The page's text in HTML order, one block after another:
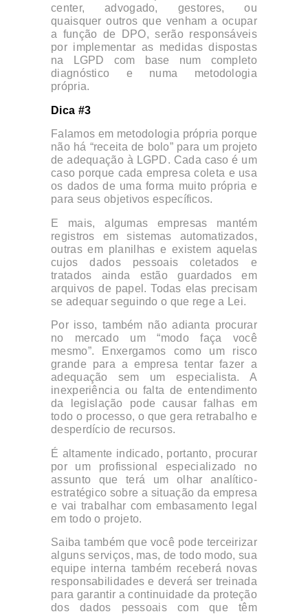
center, advogado, gestores, ou
quaisquer outros que venham a ocupar
a função de DPO, serão responsáveis
por implementar as medidas dispostas
na LGPD com base num completo
diagnóstico e numa metodologia
própria.
Dica #3
Falamos em metodologia própria porque
não há “receita de bolo” para um projeto
de adequação à LGPD. Cada caso é um
caso porque cada empresa coleta e usa
os dados de uma forma muito própria e
para seus objetivos específicos.
E mais, algumas empresas mantém
registros em sistemas automatizados,
outras em planilhas e existem aquelas
cujos dados pessoais coletados e
tratados ainda estão guardados em
arquivos de papel. Todas elas precisam
se adequar seguindo o que rege a Lei.
Por isso, também não adianta procurar
no mercado um “modo faça você
mesmo”. Enxergamos como um risco
grande para a empresa tentar fazer a
adequação sem um especialista. A
inexperiência ou falta de entendimento
da legislação pode causar falhas em
todo o processo, o que gera retrabalho e
desperdício de recursos.
É altamente indicado, portanto, procurar
por um profissional especializado no
assunto que terá um olhar analítico-
estratégico sobre a situação da empresa
e vai trabalhar com embasamento legal
em todo o projeto.
Saiba também que você pode terceirizar
alguns serviços, mas, de todo modo, sua
equipe interna também receberá novas
responsabilidades e deverá ser treinada
para garantir a continuidade da proteção
dos dados pessoais com que têm